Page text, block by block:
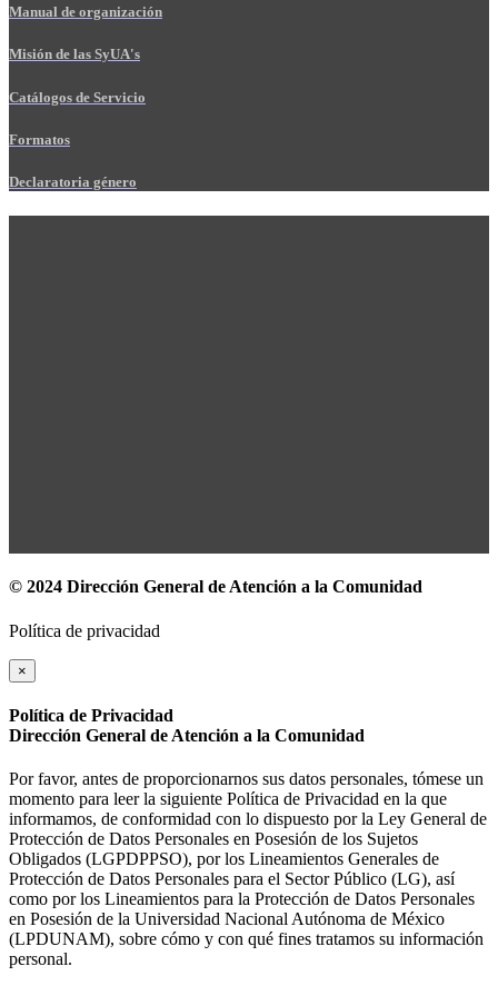
Manual de organización
Misión de las SyUA's
Catálogos de Servicio
Formatos
Declaratoria género
© 2024 Dirección General de Atención a la Comunidad
Política de privacidad
×
Política de Privacidad
Dirección General de Atención a la Comunidad
Por favor, antes de proporcionarnos sus datos personales, tómese un
momento para leer la siguiente Política de Privacidad en la que
informamos, de conformidad con lo dispuesto por la Ley General de
Protección de Datos Personales en Posesión de los Sujetos
Obligados (LGPDPPSO), por los Lineamientos Generales de
Protección de Datos Personales para el Sector Público (LG), así
como por los Lineamientos para la Protección de Datos Personales
en Posesión de la Universidad Nacional Autónoma de México
(LPDUNAM), sobre cómo y con qué fines tratamos su información
personal.